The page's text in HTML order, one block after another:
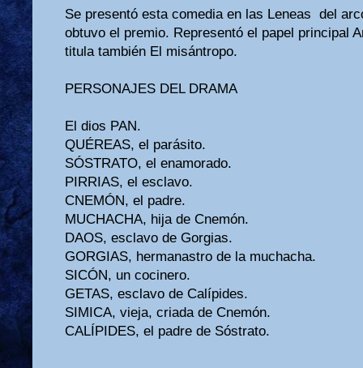
Se presentó esta comedia en las Leneas del
obtuvo el premio. Representó el papel principal
titula también El misántropo.
PERSONAJES DEL DRAMA
El dios PAN.
QUÉREAS, el parásito.
SÓSTRATO, el enamorado.
PIRRIAS, el esclavo.
CNEMÓN, el padre.
MUCHACHA, hija de Cnemón.
DAOS, esclavo de Gorgias.
GORGIAS, hermanastro de la muchacha.
SICÓN, un cocinero.
GETAS, esclavo de Calípides.
SIMICA, vieja, criada de Cnemón.
CALÍPIDES, el padre de Sóstrato.